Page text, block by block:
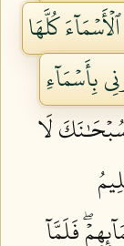
كُلَّهَا
بِأَسۡمَآءِ
سُبۡحَٰنَكَ لَا
فَلَمَّآ